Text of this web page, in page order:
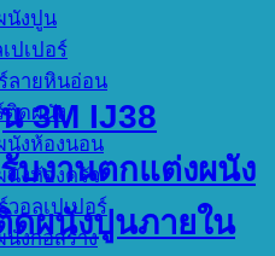
นังปูน
ปเปอร์
ลายหินอ่อน
ติดผนัง
นังห้องนอน
นังห้องครัว
อลเปเปอร์
งก่อสร้าง
3M IJ38
บงานตกแต่งผนัง
ผนังปูนภายใน